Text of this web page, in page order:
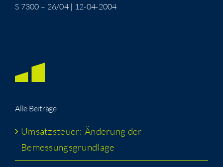
S 7300 – 26/04 | 12-04-2004
Alle Bei­trä­ge
Umsatz­steu­er: Ände­rung der
Bemessungsgrundlage